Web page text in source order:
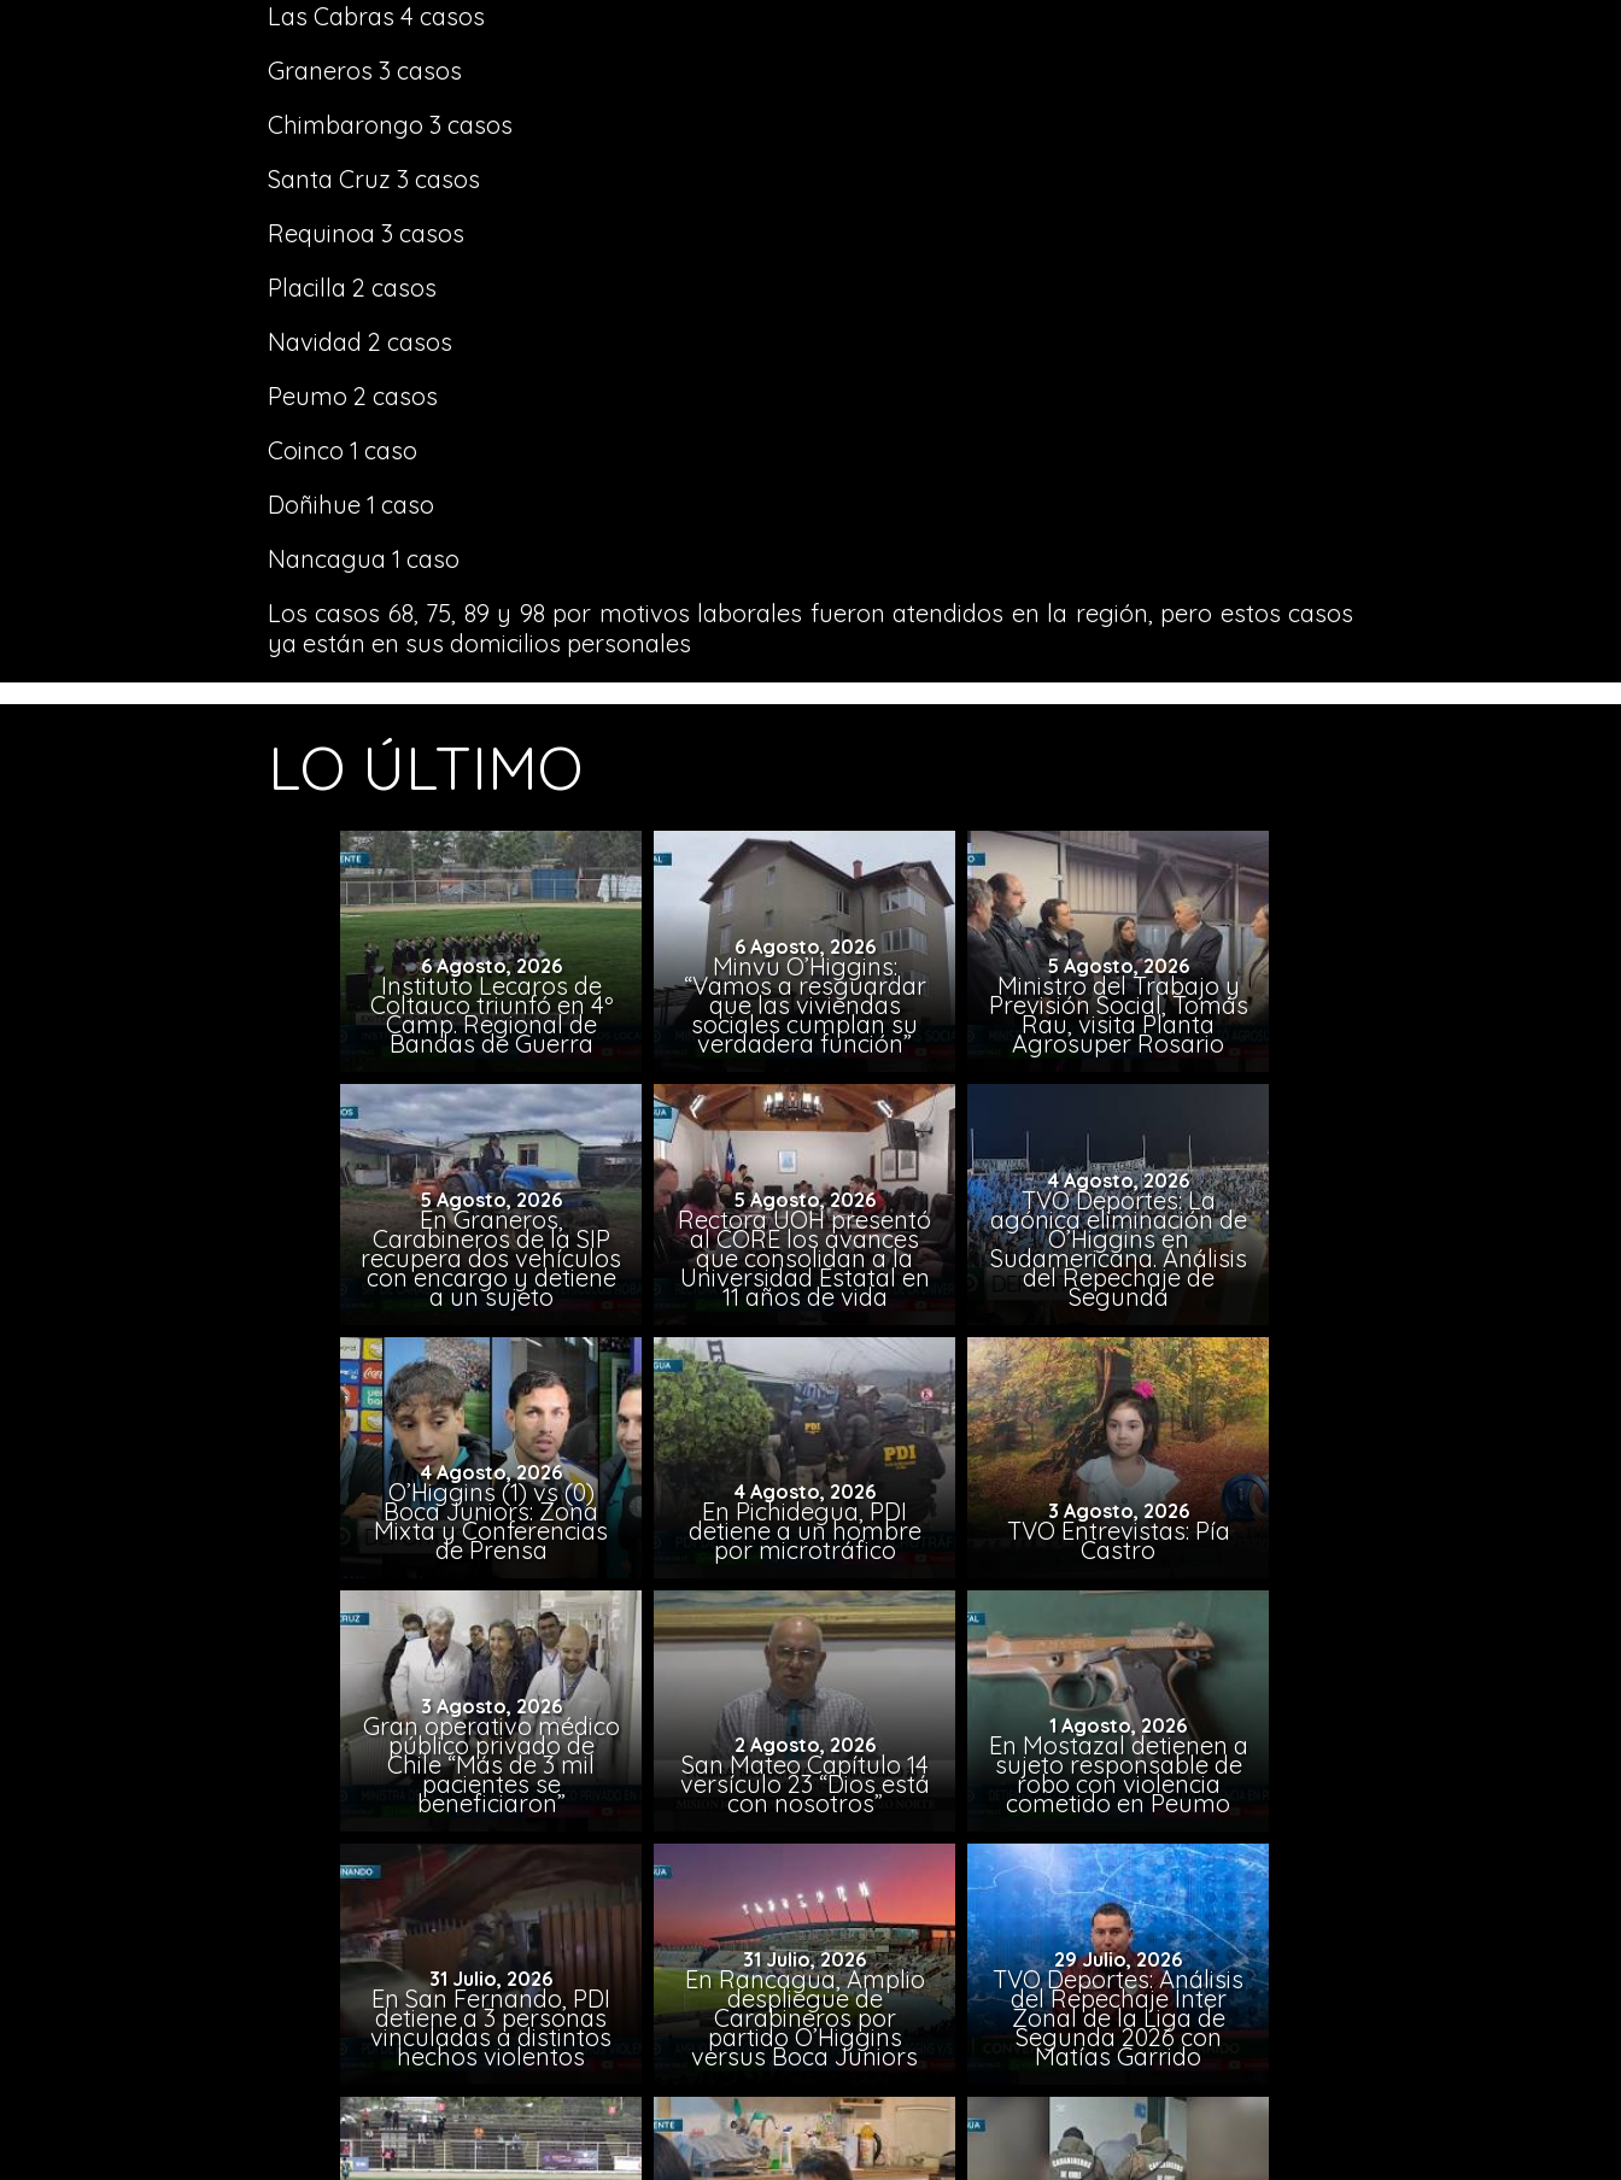
Las Cabras 4 casos
Graneros 3 casos
Chimbarongo 3 casos
Santa Cruz 3 casos
Requinoa 3 casos
Placilla 2 casos
Navidad 2 casos
Peumo 2 casos
Coinco 1 caso
Doñihue 1 caso
Nancagua 1 caso
Los casos 68, 75, 89 y 98 por motivos laborales fueron atendidos en la región, pero estos casos
ya están en sus domicilios personales
LO ÚLTIMO
6 Agosto, 2026
Instituto Lecaros de
Coltauco triunfó en 4º
Camp. Regional de
Bandas de Guerra
6 Agosto, 2026
Minvu O’Higgins:
“Vamos a resguardar
que las viviendas
sociales cumplan su
verdadera función”
5 Agosto, 2026
Ministro del Trabajo y
Previsión Social, Tomás
Rau, visita Planta
Agrosuper Rosario
5 Agosto, 2026
En Graneros,
Carabineros de la SIP
recupera dos vehículos
con encargo y detiene
a un sujeto
5 Agosto, 2026
Rectora UOH presentó
al CORE los avances
que consolidan a la
Universidad Estatal en
11 años de vida
4 Agosto, 2026
TVO Deportes: La
agónica eliminación de
O’Higgins en
Sudamericana. Análisis
del Repechaje de
Segunda
4 Agosto, 2026
O’Higgins (1) vs (0)
Boca Juniors: Zona
Mixta y Conferencias
de Prensa
4 Agosto, 2026
En Pichidegua, PDI
detiene a un hombre
por microtráfico
3 Agosto, 2026
TVO Entrevistas: Pía
Castro
3 Agosto, 2026
Gran operativo médico
público privado de
Chile “Más de 3 mil
pacientes se
beneficiaron”
2 Agosto, 2026
San Mateo Capítulo 14
versículo 23 “Dios está
con nosotros”
1 Agosto, 2026
En Mostazal detienen a
sujeto responsable de
robo con violencia
cometido en Peumo
31 Julio, 2026
En San Fernando, PDI
detiene a 3 personas
vinculadas a distintos
hechos violentos
31 Julio, 2026
En Rancagua, Amplio
despliegue de
Carabineros por
partido O’Higgins
versus Boca Juniors
29 Julio, 2026
TVO Deportes: Análisis
del Repechaje Inter
Zonal de la Liga de
Segunda 2026 con
Matías Garrido